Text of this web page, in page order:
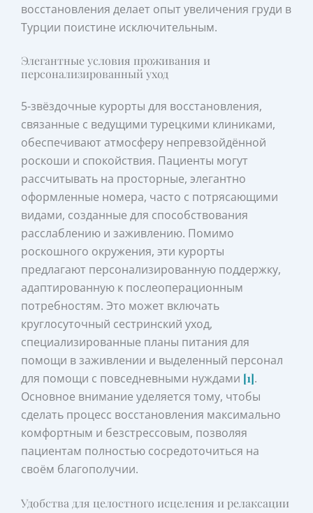
восстановления делает опыт увеличения груди в
Турции поистине исключительным.
Элегантные условия проживания и
персонализированный уход
5-звёздочные курорты для восстановления,
связанные с ведущими турецкими клиниками,
обеспечивают атмосферу непревзойдённой
роскоши и спокойствия. Пациенты могут
рассчитывать на просторные, элегантно
оформленные номера, часто с потрясающими
видами, созданные для способствования
расслаблению и заживлению. Помимо
роскошного окружения, эти курорты
предлагают персонализированную поддержку,
адаптированную к послеоперационным
потребностям. Это может включать
круглосуточный сестринский уход,
специализированные планы питания для
помощи в заживлении и выделенный персонал
для помощи с повседневными нуждами [1].
Основное внимание уделяется тому, чтобы
сделать процесс восстановления максимально
комфортным и безстрессовым, позволяя
пациентам полностью сосредоточиться на
своём благополучии.
Удобства для целостного исцеления и релаксации